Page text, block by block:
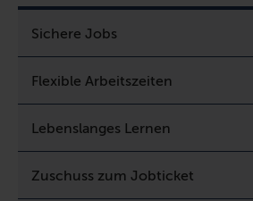
Sichere Jobs
Flexible Arbeitszeiten
Lebenslanges Lernen
Zuschuss zum Jobticket